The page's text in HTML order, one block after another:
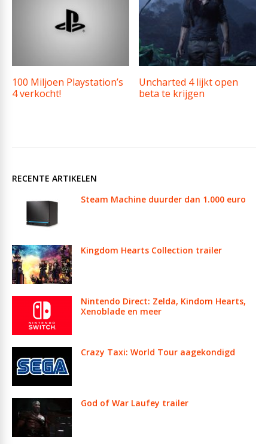
100 Miljoen Playstation’s
4 verkocht!
Uncharted 4 lijkt open
beta te krijgen
RECENTE ARTIKELEN
Steam Machine duurder dan 1.000 euro
Kingdom Hearts Collection trailer
Nintendo Direct: Zelda, Kindom Hearts,
Xenoblade en meer
Crazy Taxi: World Tour aagekondigd
God of War Laufey trailer